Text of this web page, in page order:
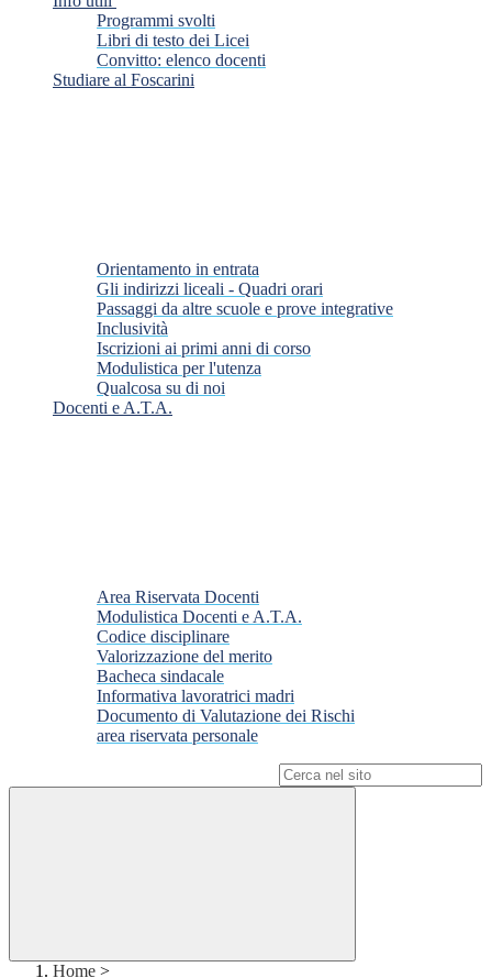
Programmi svolti
Libri di testo dei Licei
Convitto: elenco docenti
Studiare al Foscarini
Orientamento in entrata
Gli indirizzi liceali - Quadri orari
Passaggi da altre scuole e prove integrative
Inclusività
Iscrizioni ai primi anni di corso
Modulistica per l'utenza
Qualcosa su di noi
Docenti e A.T.A.
Area Riservata Docenti
Modulistica Docenti e A.T.A.
Codice disciplinare
Valorizzazione del merito
Bacheca sindacale
Informativa lavoratrici madri
Documento di Valutazione dei Rischi
area riservata personale
Home >